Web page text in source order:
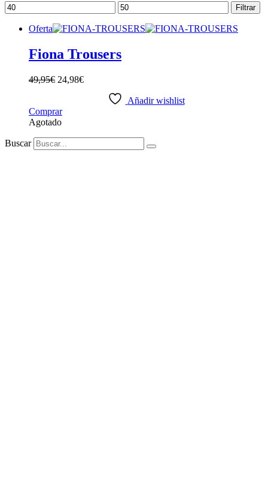
Precio
mínimo
Precio
máximo
Filtrar
Oferta
Fiona Trousers
49,95€ 24,98€
Añadir wishlist
ComprarEste
Agotado
Buscar